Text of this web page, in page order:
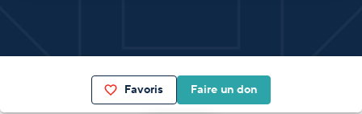
Favoris Faire un don